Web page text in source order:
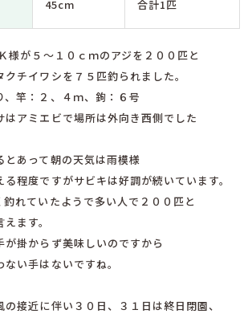
45cm 合計1匹
様が５〜１０ｃｍのアジを２００匹と
クチイワシを７５匹釣られました。
、竿：２、４ｍ、鉤：６号
はアミエビで場所は外向き西側でした
とあって朝の天気は雨模様
程度ですがサビキは好調が続いています。
れていたようで多い人で２００匹と
ます。
が掛からず美味しいのですから
い手はないですね。
接近に伴い３０日、３１日は終日閉園、